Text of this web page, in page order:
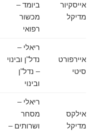
אייסקיור
מדיקל
ביומד –
מכשור
רפואי
איירפורט
סיטי
ריאלי –
נדל"ן ובינוי
– נדל"ן
ובינוי
אילקס
מדיקל
ריאלי –
מסחר
ושרותים –